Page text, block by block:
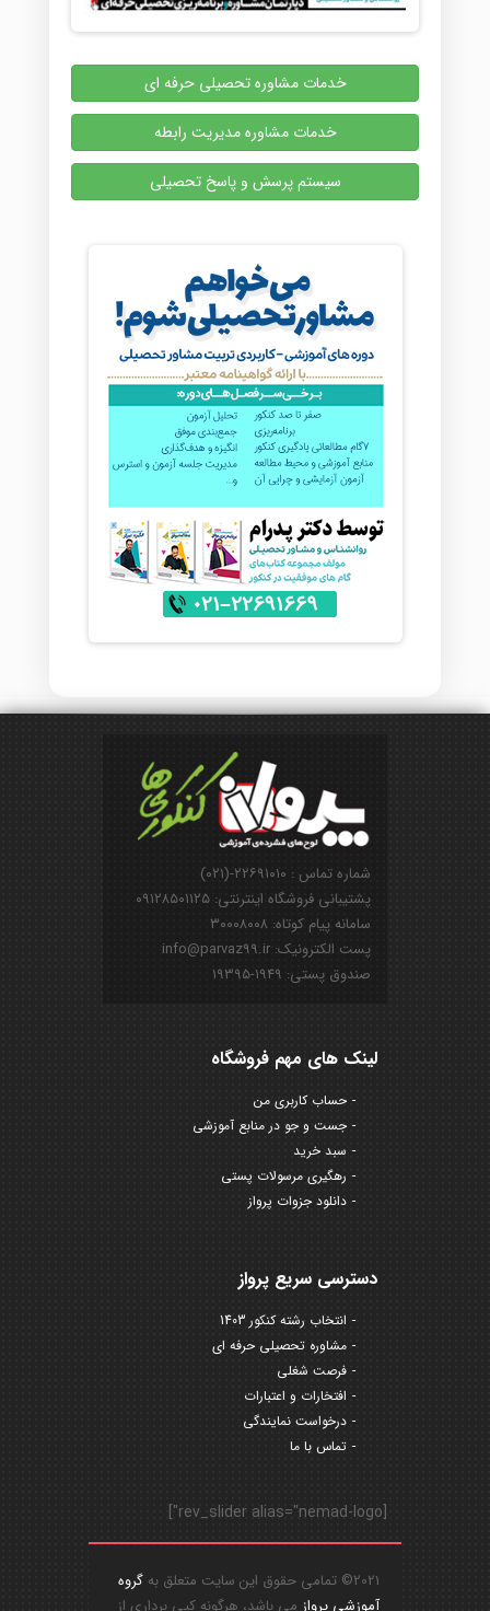
خدمات مشاوره تحصیلی حرفه ای
خدمات مشاوره مدیریت رابطه
سیستم پرسش و پاسخ تحصیلی
شماره تماس : ۲۲۶۹۱۰۱۰-(۰۲۱)
پشتیبانی فروشگاه اینترنتی: ۰۹۱۲۸۵۰۱۱۲۵
سامانه پیام کوتاه: ۳۰۰۰۸۰۰۸
پست الکترونیک: info@parvaz99.ir
صندوق پستی: ۱۹۴۹-۱۹۳۹۵
لینک های مهم فروشگاه
حساب کاربری من
جست و جو در منابع آموزشی
سبد خرید
رهگیری مرسولات پستی
دانلود جزوات پرواز
دسترسی سریع پرواز
انتخاب رشته کنکور 1403
مشاوره تحصیلی حرفه ای
فرصت شغلی
افتخارات و اعتبارات
درخواست نمایندگی
تماس با ما
[rev_slider alias="nemad-logo"]
2021© تمامی حقوق این سایت متعلق به
گروه
آموزشی پرواز می باشد، هرگونه کپی برداری از